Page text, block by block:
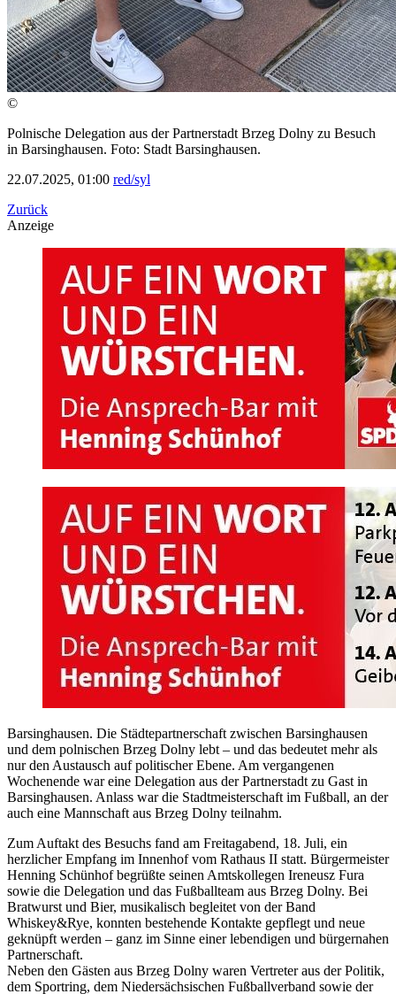
©
Polnische Delegation aus der Partnerstadt Brzeg Dolny zu Besuch
in Barsinghausen. Foto: Stadt Barsinghausen.
22.07.2025, 01:00 red/syl
Zurück
Anzeige
Barsinghausen. Die Städtepartnerschaft zwischen Barsinghausen
und dem polnischen Brzeg Dolny lebt – und das bedeutet mehr als
nur den Austausch auf politischer Ebene. Am vergangenen
Wochenende war eine Delegation aus der Partnerstadt zu Gast in
Barsinghausen. Anlass war die Stadtmeisterschaft im Fußball, an der
auch eine Mannschaft aus Brzeg Dolny teilnahm.
Zum Auftakt des Besuchs fand am Freitagabend, 18. Juli, ein
herzlicher Empfang im Innenhof vom Rathaus II statt. Bürgermeister
Henning Schünhof begrüßte seinen Amtskollegen Ireneusz Fura
sowie die Delegation und das Fußballteam aus Brzeg Dolny. Bei
Bratwurst und Bier, musikalisch begleitet von der Band
Whiskey&Rye, konnten bestehende Kontakte gepflegt und neue
geknüpft werden – ganz im Sinne einer lebendigen und bürgernahen
Partnerschaft.
Neben den Gästen aus Brzeg Dolny waren Vertreter aus der Politik,
dem Sportring, dem Niedersächsischen Fußballverband sowie der